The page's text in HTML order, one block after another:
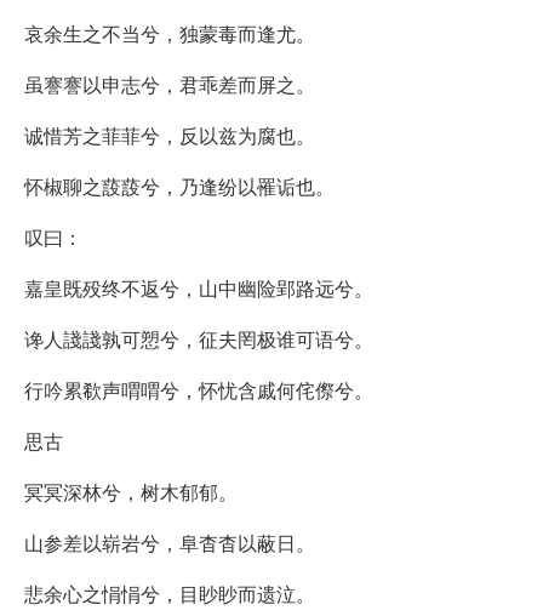
哀余生之不当兮，独蒙毒而逢尤。
虽謇謇以申志兮，君乖差而屏之。
诚惜芳之菲菲兮，反以兹为腐也。
怀椒聊之蔎蔎兮，乃逢纷以罹诟也。
叹曰：
嘉皇既殁终不返兮，山中幽险郢路远兮。
谗人諓諓孰可愬兮，征夫罔极谁可语兮。
行吟累欷声喟喟兮，怀忧含戚何侘傺兮。
思古
冥冥深林兮，树木郁郁。
山参差以崭岩兮，阜杳杳以蔽日。
悲余心之悁悁兮，目眇眇而遗泣。